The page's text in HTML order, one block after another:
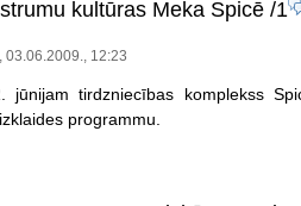
kultūras Meka Spicē/1
03.06.2009., 12:23
jūnijam tirdzniecības komplekss
programmu.